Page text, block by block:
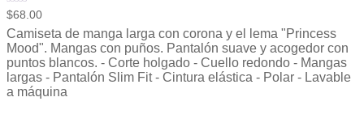
Valorado
0
de
5
$68.00
Camiseta de manga larga con corona y el lema "Princess
Mood". Mangas con puños. Pantalón suave y acogedor con
puntos blancos. - Corte holgado - Cuello redondo - Mangas
largas - Pantalón Slim Fit - Cintura elástica - Polar - Lavable
a máquina